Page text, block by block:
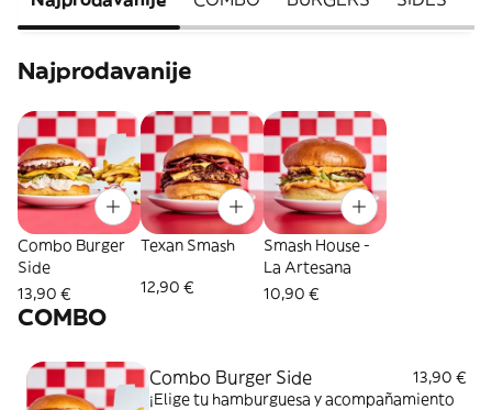
Najprodavanije
Combo Burger
Side
13,90 €
Texan Smash
12,90 €
Smash House -
La Artesana
10,90 €
COMBO
Combo Burger Side
13,90 €
¡Elige tu hamburguesa y acompañamiento